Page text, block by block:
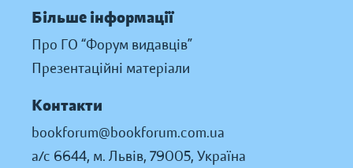
Більше інформації
Про ГО “Форум видавців”
Презентаційні матеріали
Контакти
bookforum@bookforum.com.ua
а/с 6644, м. Львів, 79005, Україна